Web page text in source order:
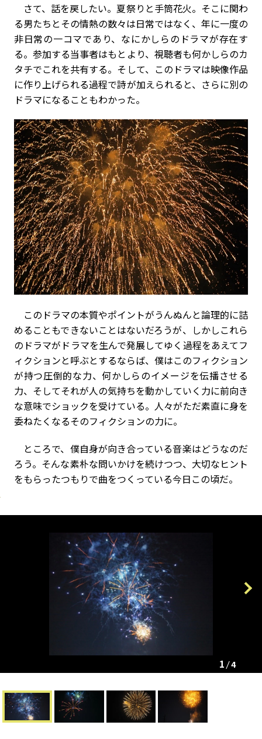
さて、話を戻したい。夏祭りと手筒花火。そこに関わ
る男たちとその情熱の数々は日常ではなく、年に一度の
非日常の一コマであり、なにかしらのドラマが存在す
る。参加する当事者はもとより、視聴者も何かしらのカ
タチでこれを共有する。そして、このドラマは映像作品
に作り上げられる過程で詩が加えられると、さらに別の
ドラマになることもわかった。
このドラマの本質やポイントがうんぬんと論理的に詰
めることもできないことはないだろうが、しかしこれら
のドラマがドラマを生んで発展してゆく過程をあえてフ
ィクションと呼ぶとするならば、僕はこのフィクション
が持つ圧倒的な力、何かしらのイメージを伝播させる
力、そしてそれが人の気持ちを動かしていく力に前向き
な意味でショックを受けている。人々がただ素直に身を
委ねたくなるそのフィクションの力に。
ところで、僕自身が向き合っている音楽はどうなのだ
ろう。そんな素朴な問いかけを続けつつ、大切なヒント
をもらったつもりで曲をつくっている今日この頃だ。
Next
1 4